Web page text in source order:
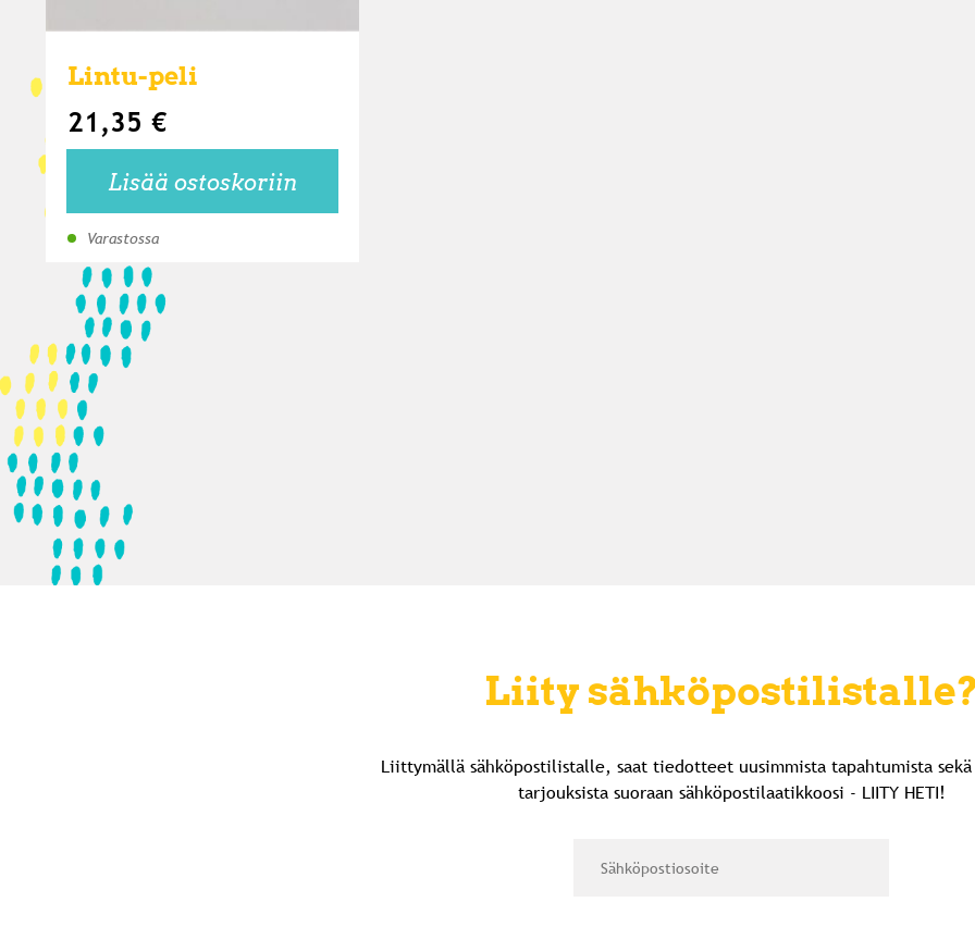
Lintu-peli
21,35 €
Lisää ostoskoriin
Varastossa
Liity
Liittymällä sähköpostilistalle, saat tiedotteet uusimmista tapahtumista
tarjouksista suoraan sähköpostilaatikkoosi - LIITY HETI!